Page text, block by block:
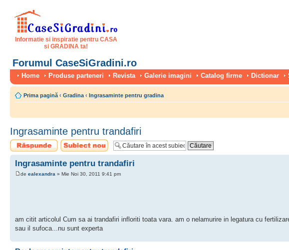
Informatie si inspiratie pentru CASA
si GRADINA ta!
Forumul CaseSiGradini.ro
Home Produse parteneri Revista Galerie imagini Catalog firme Dictionar
Prima pagină ‹ Gradina ‹ Ingrasaminte pentru gradina
Ingrasaminte pentru trandafiri
Scrie un răspuns
Scrie un subiect
nou
Ingrasaminte pentru trandafiri
de ealexandra » Mie Noi 30, 2011 9:41 pm
am citit articolul Cum sa ai trandafiri infloriti toata vara. am o nelamurire in legatura cu
sau il sufoca...nu sunt experta